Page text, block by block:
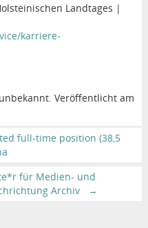
Landtages |
karriere-
Veröffentlicht am
full-time position (38,5
für Medien- und
Archiv
→